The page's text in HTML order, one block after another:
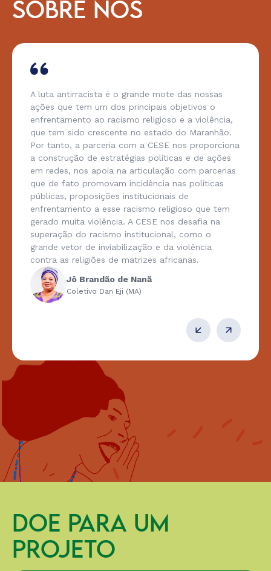
SOBRE NÓS
A luta antirracista é o grande mote das nossas
ações que tem um dos principais objetivos o
enfrentamento ao racismo religioso e a violência,
que tem sido crescente no estado do Maranhão.
Por tanto, a parceria com a CESE nos proporciona
a construção de estratégias políticas e de ações
em redes, nos apoia na articulação com parcerias
que de fato promovam incidência nas políticas
públicas, proposições institucionais de
enfrentamento a esse racismo religioso que tem
gerado muita violência. A CESE nos desafia na
superação do racismo institucional, como o
grande vetor de inviabilização e da violência
contra as religiões de matrizes africanas.
Jô Brandão de Nanã
Coletivo Dan Eji (MA)
DOE PARA UM
PROJETO